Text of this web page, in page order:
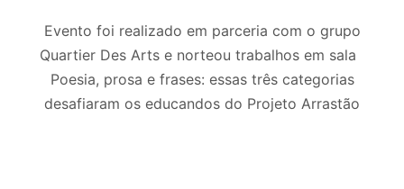
Evento foi realizado em parceria com o grupo
Quartier Des Arts e norteou trabalhos em sala
Poesia, prosa e frases: essas três categorias
desafiaram os educandos do Projeto Arrastão